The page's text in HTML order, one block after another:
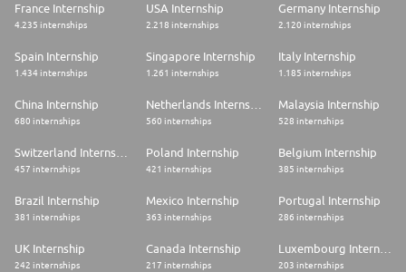
France Internship
4.235 internships
USA Internship
2.218 internships
Germany Internship
2.120 internships
Spain Internship
1.434 internships
Singapore Internship
1.261 internships
Italy Internship
1.185 internships
China Internship
680 internships 560 internships
Malaysia Internship
528 internships
457 internships
Poland Internship
421 internships
Belgium Internship
385 internships
Brazil Internship
381 internships
Mexico Internship
363 internships
Portugal Internship
286 internships
UK Internship
242 internships
Canada Internship
217 internships
Luxembourg Internship
203 internships